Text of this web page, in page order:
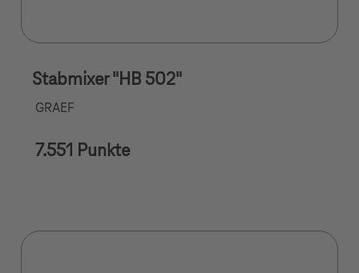
Stabmixer "HB 502"
GRAEF
7.551 Punkte